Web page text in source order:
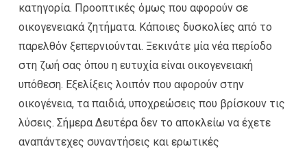
κατηγορία. Προοπτικές όμως που αφορούν σε
οικογενειακά ζητήματα. Κάποιες δυσκολίες από το
παρελθόν ξεπερνιούνται. Ξεκινάτε μία νέα περίοδο
στη ζωή σας όπου η ευτυχία είναι οικογενειακή
υπόθεση. Εξελίξεις λοιπόν που αφορούν στην
οικογένεια, τα παιδιά, υποχρεώσεις που βρίσκουν τις
λύσεις. Σήμερα Δευτέρα δεν το αποκλείω να έχετε
αναπάντεχες συναντήσεις και ερωτικές